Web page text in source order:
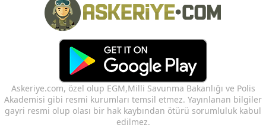
Askeriye.com, özel olup EGM,Milli Savunma Bakanlığı ve Polis
Akademisi gibi resmi kurumları temsil etmez. Yayınlanan bilgiler
gayri resmi olup olası bir hak kaybından ötürü sorumluluk kabul
edilmez.